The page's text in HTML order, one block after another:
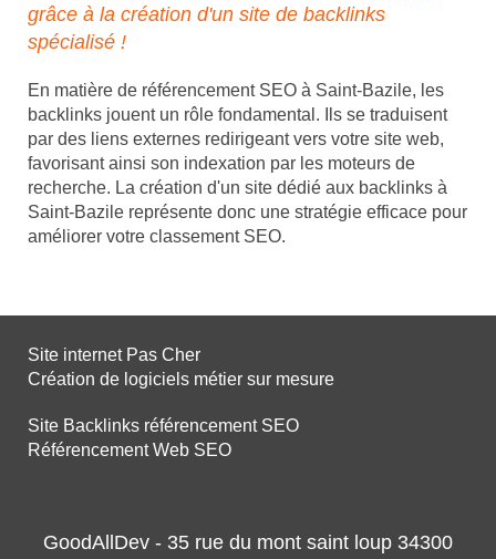
grâce à la création d'un site de backlinks
spécialisé !
En matière de référencement SEO à Saint-Bazile, les
backlinks jouent un rôle fondamental. Ils se traduisent
par des liens externes redirigeant vers votre site web,
favorisant ainsi son indexation par les moteurs de
recherche. La création d'un site dédié aux backlinks à
Saint-Bazile représente donc une stratégie efficace pour
améliorer votre classement SEO.
Site internet Pas Cher
Création de logiciels métier sur mesure
Site Backlinks référencement SEO
Référencement Web SEO
GoodAllDev - 35 rue du mont saint loup 34300